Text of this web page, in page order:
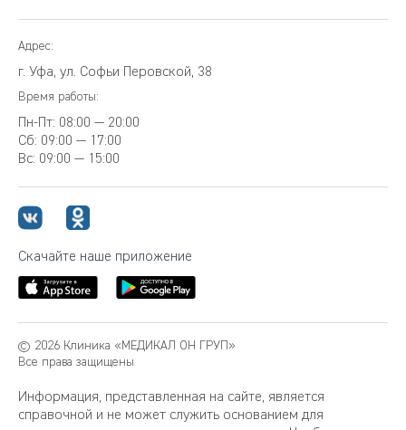
Адрес:
г. Уфа, ул. Софьи Перовской, 38
Время работы:
Пн-Пт: 08:00 — 20:00
Сб: 09:00 — 17:00
Вс: 09:00 — 15:00
Скачайте наше приложение
© 2026 Клиника «МЕДИКАЛ ОН ГРУП»
Все права защищены
Информация, представленная на сайте, является
справочной и не может служить основанием для